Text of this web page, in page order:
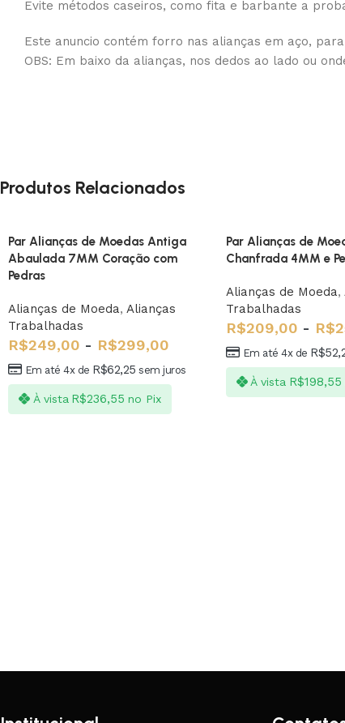
Evite métodos caseiros, como fita e barbante a
Este anuncio contém forro nas alianças em aço,
OBS: Em baixo da alianças, nos dedos ao lado ou
Produtos Relacionados
Par Alianças de Moedas Antiga
Abaulada 7MM Coração com
Pedras
Alianças de Moeda, Alianças
Trabalhadas
R$249,00 - R$299,00
Em até 4x de R$62,25 sem juros
À vista R$236,55 no Pix
Par Alianças de
Chanfrada 4MM e
Alianças de Moeda,
Trabalhadas
R$209,00 - R$
Em até 4x de R$
À vista R$198,55